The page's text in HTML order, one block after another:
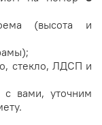
(высота и
стекло, ЛДСП и
вами, уточним